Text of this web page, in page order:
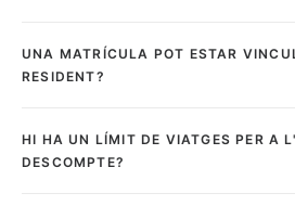
UNA MATRÍCULA POT ESTAR
RESIDENT?
HI HA UN LÍMIT DE VIATGES PER A
DESCOMPTE?